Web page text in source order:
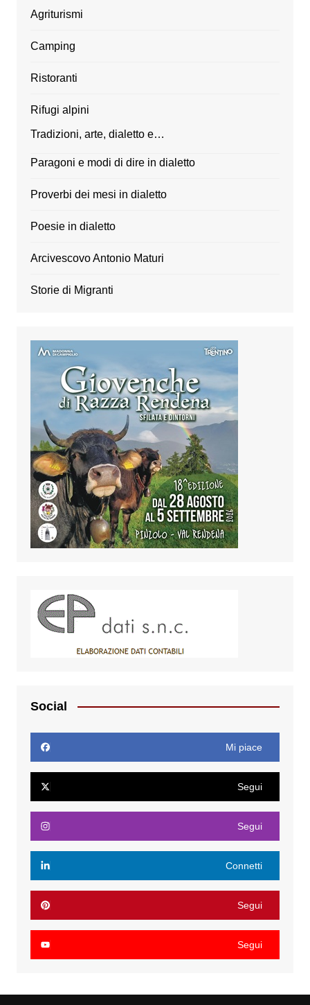
Agriturismi
Camping
Ristoranti
Rifugi alpini
Tradizioni, arte, dialetto e…
Paragoni e modi di dire in dialetto
Proverbi dei mesi in dialetto
Poesie in dialetto
Arcivescovo Antonio Maturi
Storie di Migranti
Social
Mi piace
Segui
Segui
Connetti
Segui
Segui